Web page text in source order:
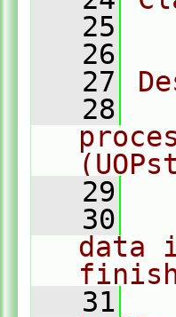
   25
   26
   27
   28
   29
   30
data
   31